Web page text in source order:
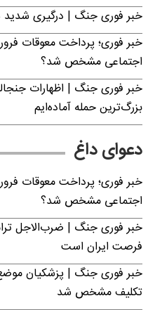
خبر فوری جنگ | درگیری شدید
خبر فوری؛ پرداخت معوقات
اجتماعی مشخص شد؟
خبر فوری جنگ | اظهارات
بزرگ‌ترین حمله آماده‌ایم
دعوای داغ
خبر فوری؛ پرداخت معوقات
اجتماعی مشخص شد؟
خبر فوری جنگ | ضرب‌الاجل
فرصت ایران است
خبر فوری جنگ | پزشکیان موضع
تکلیف مشخص شد